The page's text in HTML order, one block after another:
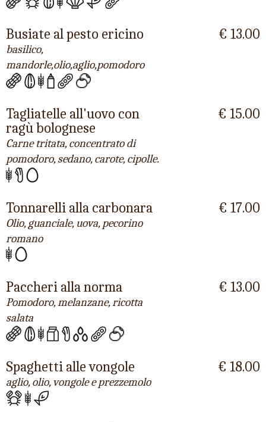
Busiate al pesto ericino
basilico,
mandorle,olio,aglio,pomodoro
€ 13.00
Tagliatelle all'uovo con
ragù bolognese
Carne tritata, concentrato di
pomodoro, sedano, carote, cipolle.
€ 15.00
Tonnarelli alla carbonara
Olio, guanciale, uova, pecorino
romano
€ 17.00
Paccheri alla norma
Pomodoro, melanzane, ricotta
salata
€ 13.00
Spaghetti alle vongole
aglio, olio, vongole e prezzemolo
€ 18.00